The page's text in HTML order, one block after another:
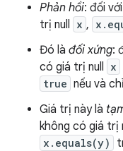
Phản hồi: đối
trị null x ,
Đó là đối xứng:
có giá trị null x
true nếu và
Giá trị này là
không có giá trị
x.equals(y)